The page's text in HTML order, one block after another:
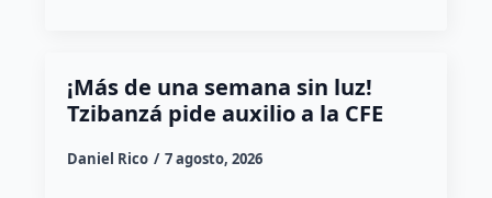
¡Más de una semana sin luz!
Tzibanzá pide auxilio a la CFE
Daniel Rico 7 agosto, 2026